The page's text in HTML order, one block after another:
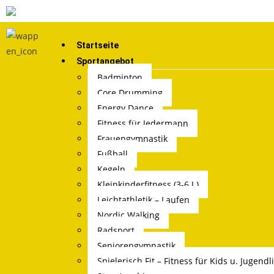
EIN VEREIN -
Startseite
Sportangebot
Badminton
Core Drumming
Energy Dance
Fitness für Jedermann
Frauengymnastik
Fußball
Kegeln
Kleinkinderfitness (3-6 J.)
Leichtathletik – Laufen
Nordic Walking
Radsport
Seniorengymnastik
Spielerisch Fit – Fitness für Kids u.